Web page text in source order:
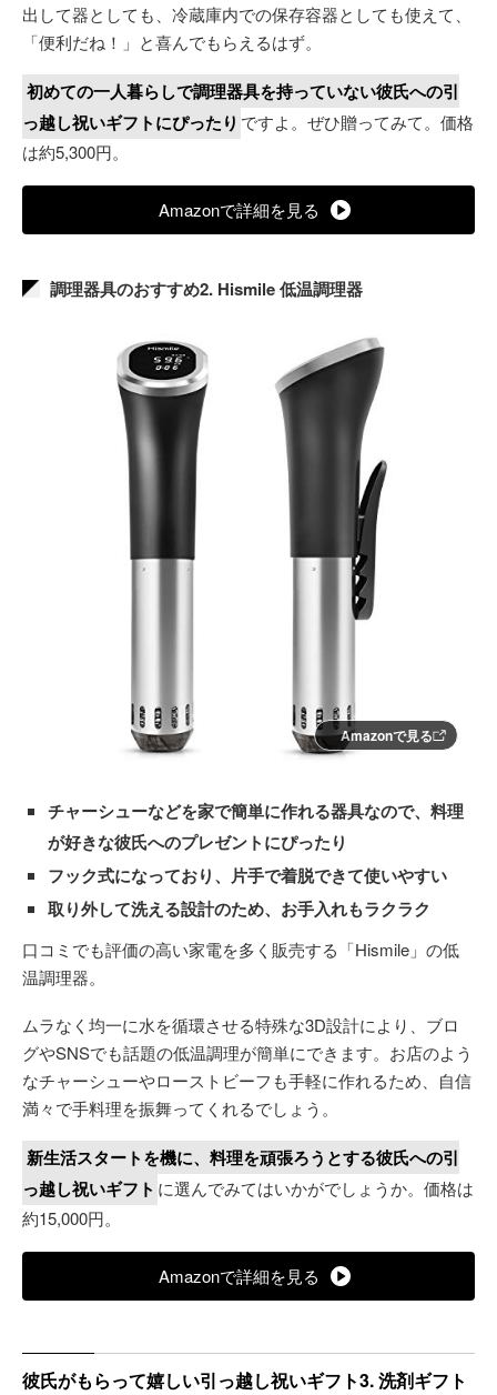
出して器としても、冷蔵庫内での保存容器としても使えて、
「便利だね！」と喜んでもらえるはず。
初めての一人暮らしで調理器具を持っていない彼氏への引
っ越し祝いギフトにぴったり ですよ。ぜひ贈ってみて。価格
は約5,300円。
Amazonで詳細を見る
調理器具のおすすめ2. Hismile 低温調理器
Amazonで見る
チャーシューなどを家で簡単に作れる器具なので、料理
が好きな彼氏へのプレゼントにぴったり
フック式になっており、片手で着脱できて使いやすい
取り外して洗える設計のため、お手入れもラクラク
口コミでも評価の高い家電を多く販売する「Hismile」の低
温調理器。
ムラなく均一に水を循環させる特殊な3D設計により、ブロ
グやSNSでも話題の低温調理が簡単にできます。お店のよう
なチャーシューやローストビーフも手軽に作れるため、自信
満々で手料理を振舞ってくれるでしょう。
新生活スタートを機に、料理を頑張ろうとする彼氏への引
っ越し祝いギフト に選んでみてはいかがでしょうか。価格は
約15,000円。
Amazonで詳細を見る
彼氏がもらって嬉しい引っ越し祝いギフト3. 洗剤ギフト